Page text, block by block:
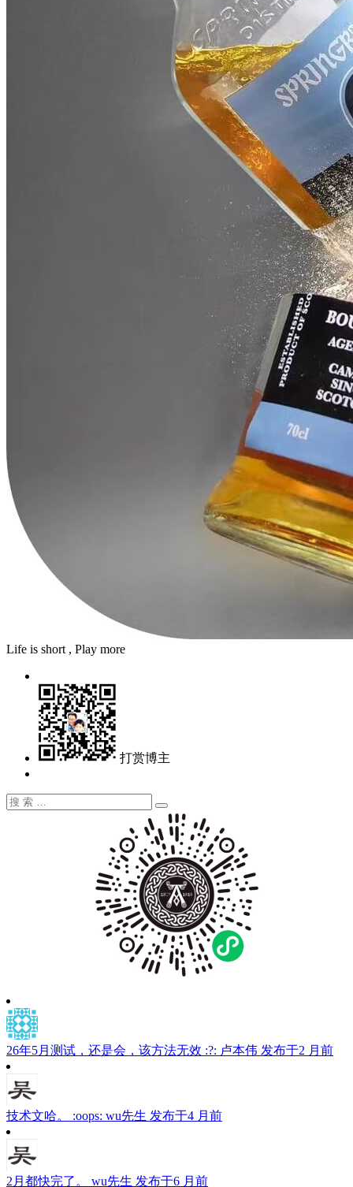
Life is short , Play more
打赏博主
搜
搜
索
26年5月测试，还是会，该方法无效 :?: 卢本伟 发布于2 月前
技术文哈。 :oops: wu先生 发布于4 月前
2月都快完了。 wu先生 发布于6 月前